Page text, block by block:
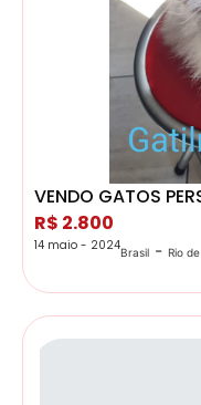
VENDO GATOS
R$ 2.800
14 maio - 2024Brasil - Rio